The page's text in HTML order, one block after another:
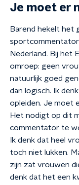
Je moet er
Barend hekelt het
Nederland. Bij het
omroep: geen
natuurlijk goed
dan logisch. Ik
opleiden. Je moet
Het nodigt op dit
commentator te
Ik denk dat heel
toch niet lukken.
zijn zat vrouwen
denk dat het een